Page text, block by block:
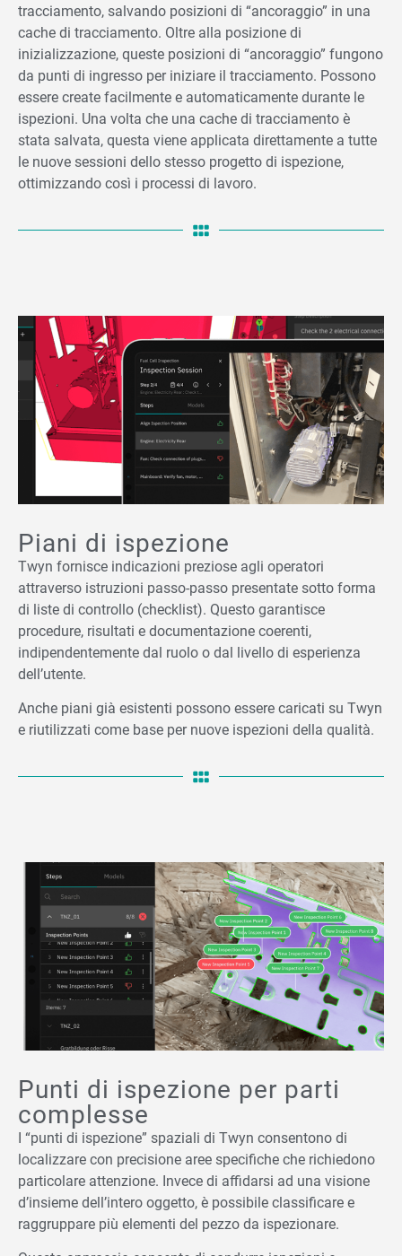
tracciamento, salvando posizioni di “ancoraggio” in una
cache di tracciamento. Oltre alla posizione di
inizializzazione, queste posizioni di “ancoraggio” fungono
da punti di ingresso per iniziare il tracciamento. Possono
essere create facilmente e automaticamente durante le
ispezioni. Una volta che una cache di tracciamento è
stata salvata, questa viene applicata direttamente a tutte
le nuove sessioni dello stesso progetto di ispezione,
ottimizzando così i processi di lavoro.
Piani di ispezione
Twyn fornisce indicazioni preziose agli operatori
attraverso istruzioni passo-passo presentate sotto forma
di liste di controllo (checklist). Questo garantisce
procedure, risultati e documentazione coerenti,
indipendentemente dal ruolo o dal livello di esperienza
dell’utente.
Anche piani già esistenti possono essere caricati su Twyn
e riutilizzati come base per nuove ispezioni della qualità.
Punti di ispezione per parti
complesse
I “punti di ispezione” spaziali di Twyn consentono di
localizzare con precisione aree specifiche che richiedono
particolare attenzione. Invece di affidarsi ad una visione
d’insieme dell’intero oggetto, è possibile classificare e
raggruppare più elementi del pezzo da ispezionare.